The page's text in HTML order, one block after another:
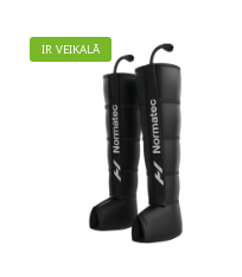
IR VEIKALĀ